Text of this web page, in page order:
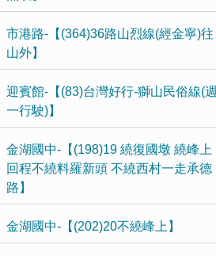
市港路-【(364)36路山烈線(經金寧)往
山外】
迎賓館-【(83)台灣好行-獅山民俗線(週
一行駛)】
金湖國中-【(198)19 繞復國墩 繞峰上
回程不繞料羅新頭 不繞西村一走承德
路】
金湖國中-【(202)20不繞峰上】